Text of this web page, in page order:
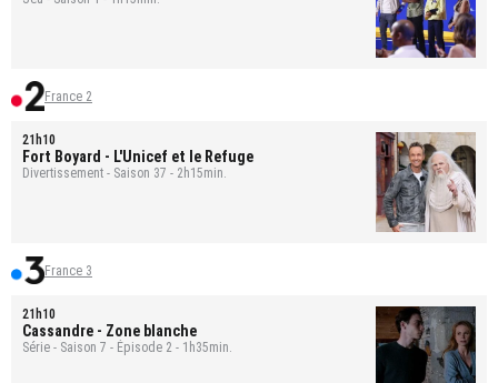
France 2
21h10
Fort Boyard - L'Unicef et le Refuge
Divertissement - Saison 37 - 2h15min.
France 3
21h10
Cassandre - Zone blanche
Série - Saison 7 - Épisode 2 - 1h35min.